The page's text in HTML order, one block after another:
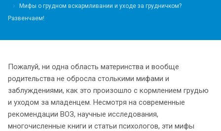
Мифы о грудном вскармливании и уходе за грудничком?
Развенчаем!
Пожалуй, ни одна область материнства и вообще
родительства не обросла столькими мифами и
заблуждениями, как это произошло с кормлением грудью
и уходом за младенцем. Несмотря на современные
рекомендации ВОЗ, научные исследования,
многочисленные книги и статьи психологов, эти мифы